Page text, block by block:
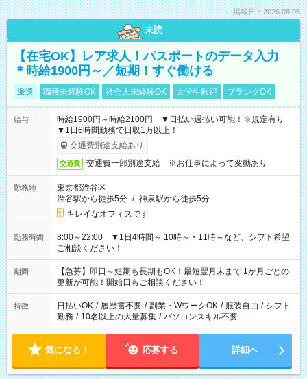
掲載日：2026.08.05
未読
【在宅OK】レア求人！パスポートのデータ入力
＊時給1900円～／短期！すぐ働ける
派遣 職種未経験OK 社会人未経験OK 大学生歓迎 ブランクOK
給与
時給1900円～時給2100円 ▼日払い週払い可能！※規定有り
▼1日6時間勤務で日収1万以上！
交通費別途支給あり
交通費 交通費一部別途支給 ※お仕事によって変動あり
勤務地
東京都渋谷区
渋谷駅から徒歩5分 / 神泉駅から徒歩5分
キレイなオフィスです
勤務時間
8:00～22:00 ▼1日4時間～ 10時～・11時～など、シフト希望
ご相談ください！
期間
【急募】即日～短期も長期もOK！最短翌月末まで 1か月ごとの
更新が可能！開始日もご相談ください！
特徴 日払いOK / 履歴書不要 / 副業・WワークOK / 服装自由 / シフト
勤務 / 10名以上の大量募集 / パソコンスキル不要
気になる！ 応募する 詳細へ